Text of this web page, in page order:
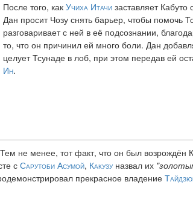
После того, как Учиха Итачизаставляет
Дан просит Чозу снять барьер, чтобы помочь
разговаривает с ней в её подсознании,
то, что он причинил ей много боли. Дан
целует Тсунаде в лоб, при этом передав ей
Ин.
не менее, тот факт, что он был
с Сарутоби Асумой, Какузуназвал их
прекрасное владение